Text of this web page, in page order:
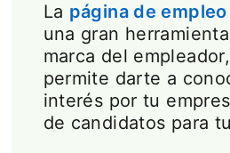
La página de
una gran
marca del
permite darte a
interés por tu
de candidatos para